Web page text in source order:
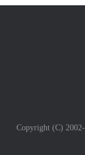
Copyright (C)